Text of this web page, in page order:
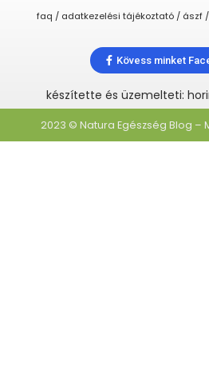
faq / adatkezelési tájékoztató / ászf
Kövess minket
készítette és üzemelteti:
2023 © Natura Egészség Blog –